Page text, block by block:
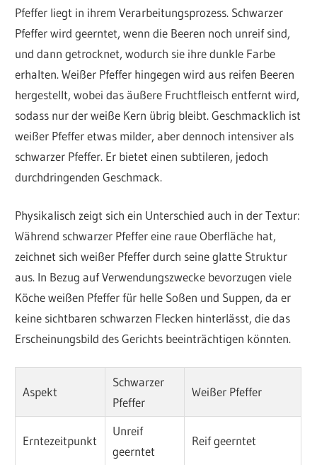
Pfeffer liegt in ihrem Verarbeitungsprozess. Schwarzer
Pfeffer wird geerntet, wenn die Beeren noch unreif sind,
und dann getrocknet, wodurch sie ihre dunkle Farbe
erhalten. Weißer Pfeffer hingegen wird aus reifen Beeren
hergestellt, wobei das äußere Fruchtfleisch entfernt wird,
sodass nur der weiße Kern übrig bleibt. Geschmacklich ist
weißer Pfeffer etwas milder, aber dennoch intensiver als
schwarzer Pfeffer. Er bietet einen subtileren, jedoch
durchdringenden Geschmack.
Physikalisch zeigt sich ein Unterschied auch in der Textur:
Während schwarzer Pfeffer eine raue Oberfläche hat,
zeichnet sich weißer Pfeffer durch seine glatte Struktur
aus. In Bezug auf Verwendungszwecke bevorzugen viele
Köche weißen Pfeffer für helle Soßen und Suppen, da er
keine sichtbaren schwarzen Flecken hinterlässt, die das
Erscheinungsbild des Gerichts beeinträchtigen könnten.
Aspekt
Schwarzer
Pfeffer
Weißer Pfeffer
Erntezeitpunkt
Unreif
geerntet
Reif geerntet